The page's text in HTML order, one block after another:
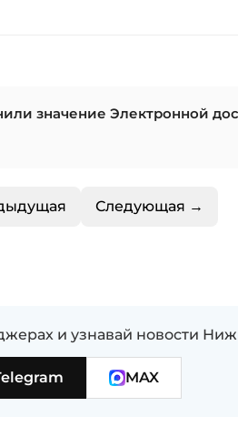
значение Электронной
Следующая →
и узнавай новости
MAX